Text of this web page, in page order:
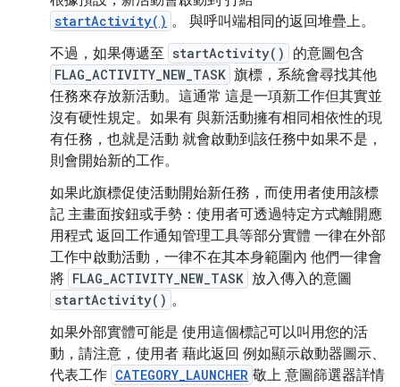
startActivity() 。 與呼叫端相同的返回堆疊上。
不過，如果傳遞至 startActivity() 的意圖包含
FLAG_ACTIVITY_NEW_TASK 旗標，系統會尋找其他
任務來存放新活動。這通常 這是一項新工作但其實並
沒有硬性規定。如果有 與新活動擁有相同相依性的現
有任務，也就是活動 就會啟動到該任務中如果不是，
則會開始新的工作。
如果此旗標促使活動開始新任務，而使用者使用該標
記 主畫面按鈕或手勢：使用者可透過特定方式離開應
用程式 返回工作通知管理工具等部分實體 一律在外部
工作中啟動活動，一律不在其本身範圍內 他們一律會
將 FLAG_ACTIVITY_NEW_TASK 放入傳入的意圖
startActivity() 。
如果外部實體可能是 使用這個標記可以叫用您的活
動，請注意，使用者 藉此返回 例如顯示啟動器圖示、
代表工作 CATEGORY_LAUNCHER 敬上 意圖篩選器詳情